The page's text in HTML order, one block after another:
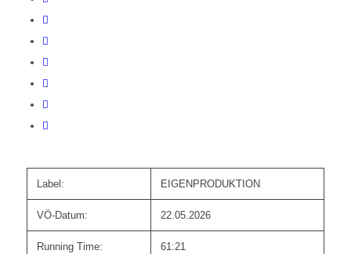
Label: EIGENPRODUKTION
VÖ-Datum: 22.05.2026
Running Time: 61:21